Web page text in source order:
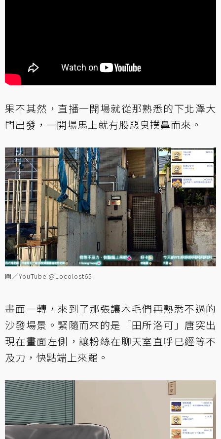
果不其然，直播一開場就從那熟悉的下北澤大
門出發，一開場馬上就有股惡臭撲鼻而來。
圖／YouTube @Locolost65
畫面一轉，來到了那張讓木毛們再熟悉不過的
沙發場景。緊隨而來的是「田所洛可」唐突出
現在畫面左側，讓粉絲在聊天室直呼已經等不
及力，快點端上來罷。